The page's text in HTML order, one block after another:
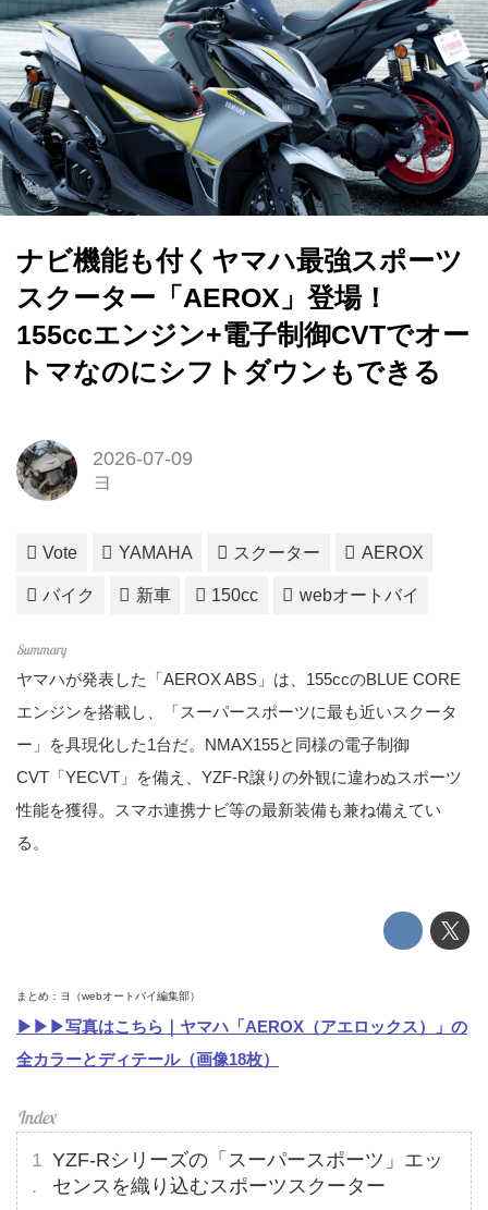
ナビ機能も付くヤマハ最強スポーツ
スクーター「AEROX」登場！
155ccエンジン+電子制御CVTでオー
トマなのにシフトダウンもできる
2026-07-09
ヨ
Vote YAMAHA スクーター AEROX
バイク 新車 150cc webオートバイ
ヤマハが発表した「AEROX ABS」は、155ccのBLUE CORE
エンジンを搭載し、「スーパースポーツに最も近いスクータ
ー」を具現化した1台だ。NMAX155と同様の電子制御
CVT「YECVT」を備え、YZF-R譲りの外観に違わぬスポーツ
性能を獲得。スマホ連携ナビ等の最新装備も兼ね備えてい
る。
まとめ：ヨ（webオートバイ編集部）
▶▶▶写真はこちら｜ヤマハ「AEROX（アエロックス）」の
全カラーとディテール（画像18枚）
YZF-Rシリーズの「スーパースポーツ」エッ
センスを織り込むスポーツスクーター